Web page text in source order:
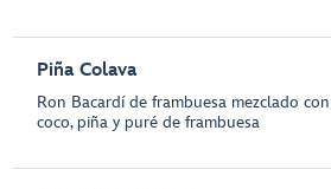
Piña Colava
Ron Bacardí de frambuesa mezclado
coco, piña y puré de frambuesa